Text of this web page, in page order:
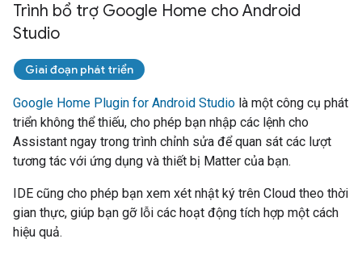
Trình bổ trợ Google Home cho Android
Studio
Giai đoạn phát triển
Google Home Plugin for Android Studio là một công cụ phát
triển không thể thiếu, cho phép bạn nhập các lệnh cho
Assistant ngay trong trình chỉnh sửa để quan sát các lượt
tương tác với ứng dụng và thiết bị Matter của bạn.
IDE cũng cho phép bạn xem xét nhật ký trên Cloud theo thời
gian thực, giúp bạn gỡ lỗi các hoạt động tích hợp một cách
hiệu quả.